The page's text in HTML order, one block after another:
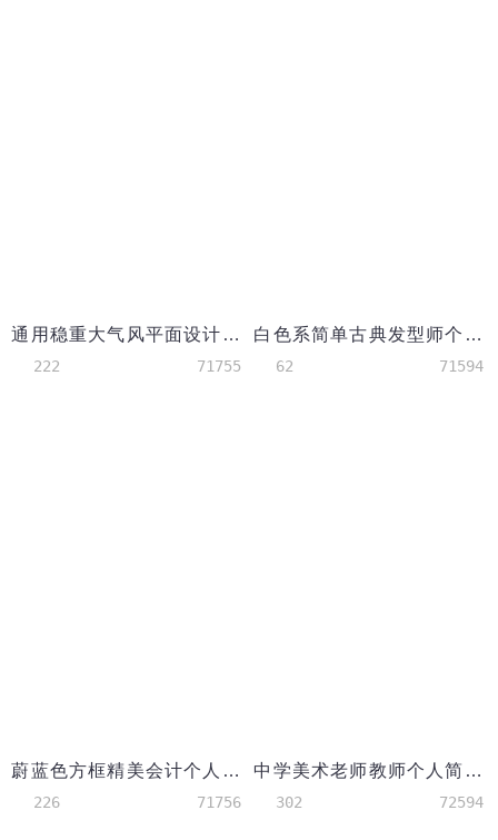
通用稳重大气风平面设计师简历
222 71755
白色系简单古典发型师个人简历模板
62 71594
蔚蓝色方框精美会计个人简历模板
226 71756
中学美术老师教师个人简历模板
302 72594